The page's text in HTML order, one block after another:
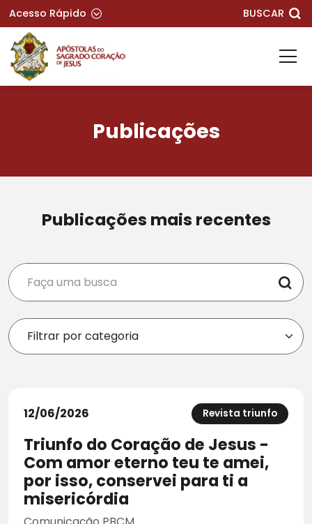
Acesso Rápido BUSCAR
Publicações
12/06/2026 Revista triunfo
Triunfo do Coração de Jesus -
Com amor eterno teu te amei,
por isso, conservei para ti a
misericórdia
Publicações mais recentes